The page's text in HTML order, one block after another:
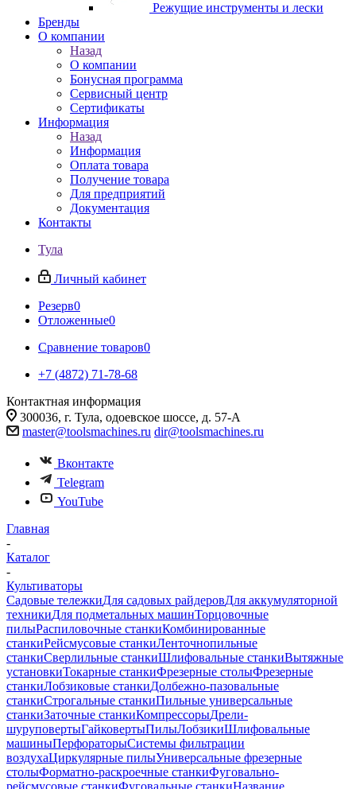
Режущие инструменты и лески
Бренды
О компании
Назад
О компании
Бонусная программа
Сервисный центр
Сертификаты
Информация
Назад
Информация
Оплата товара
Получение товара
Для предприятий
Документация
Контакты
Тула
Личный кабинет
Резерв0
Отложенные0
Сравнение товаров0
+7 (4872) 71-78-68
Контактная информация
300036, г. Тула, одоевское шоссе, д. 57-А
master@toolsmachines.ru dir@toolsmachines.ru
Вконтакте
Telegram
YouTube
Главная
-
Каталог
-
Культиваторы
Садовые тележкиДля садовых райдеровДля аккумуляторной
техникиДля подметальных машинТорцовочные
пилыРаспиловочные станкиКомбинированные
станкиРейсмусовые станкиЛенточнопильные
станкиСверлильные станкиШлифовальные станкиВытяжные
установкиТокарные станкиФрезерные столыФрезерные
станкиЛобзиковые станкиДолбежно-пазовальные
станкиСтрогальные станкиПильные универсальные
станкиЗаточные станкиКомпрессорыДрели-
шуруповертыГайковертыПилыЛобзикиШлифовальные
машиныПерфораторыСистемы фильтрации
воздухаЦиркулярные пилыУниверсальные фрезерные
столыФорматно-раскроечные станкиФуговально-
рейсмусовые станкиФуговальные станкиНазвание